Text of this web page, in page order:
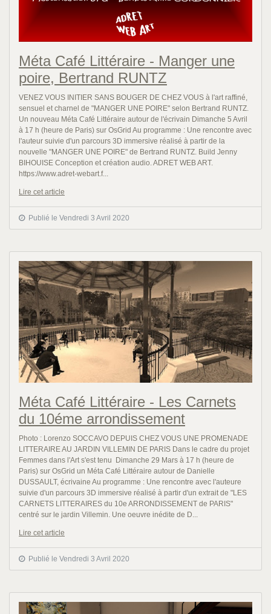
Méta Café Littéraire - Manger une
poire, Bertrand RUNTZ
VENEZ VOUS INITIER SANS BOUGER DE CHEZ VOUS à l'art raffiné,
sensuel et charnel de "MANGER UNE POIRE" selon Bertrand RUNTZ.
Un nouveau Méta Café Littéraire autour de l'écrivain Dimanche 5 Avril
à 17 h (heure de Paris) sur OsGrid Au programme : Une rencontre avec
l'auteur suivie d'un parcours 3D immersive réalisé à partir de la
nouvelle "MANGER UNE POIRE" de Bertrand RUNTZ. Build Jenny
BIHOUISE Conception et création audio. ADRET WEB ART.
https://www.adret-webart.f...
Lire cet article
Publié le Vendredi 3 Avril 2020
Méta Café Littéraire - Les Carnets
du 10éme arrondissement
Photo : Lorenzo SOCCAVO DEPUIS CHEZ VOUS UNE PROMENADE
LITTERAIRE AU JARDIN VILLEMIN DE PARIS Dans le cadre du projet
Femmes dans l'Art s'est tenu Dimanche 29 Mars à 17 h (heure de
Paris) sur OsGrid un Méta Café Littéraire autour de Danielle
DUSSAULT, écrivaine Au programme : Une rencontre avec l'auteure
suivie d'un parcours 3D immersive réalisé à partir d'un extrait de "LES
CARNETS LITTERAIRES du 10e ARRONDISSEMENT de PARIS"
centré sur le jardin Villemin. Une oeuvre inédite de D...
Lire cet article
Publié le Vendredi 3 Avril 2020